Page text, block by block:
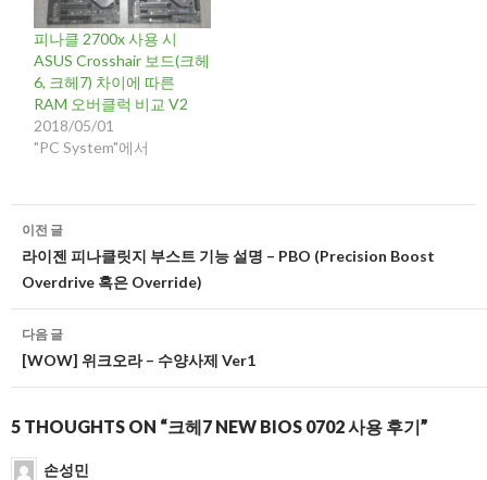
피나클 2700x 사용 시
ASUS Crosshair 보드(크헤
6, 크헤7) 차이에 따른
RAM 오버클럭 비교 V2
2018/05/01
"PC System"에서
글
네
비
게
이
션
이전 글
라이젠 피나클릿지 부스트 기능 설명 – PBO (Precision Boost
Overdrive 혹은 Override)
다음 글
[WOW] 위크오라 – 수양사제 Ver1
5 THOUGHTS ON “크헤7 NEW BIOS 0702 사용 후기”
손성민